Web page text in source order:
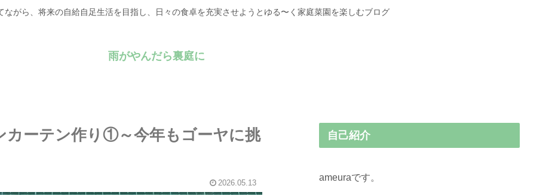
ながら、将来の自給自足生活を目指し、日々の食卓を充実させようとゆる〜く家庭菜園を楽しむブログ
雨がやんだら裏庭に
カーテン作り①～今年もゴーヤに挑
2026.05.13
自己紹介
ameuraです。